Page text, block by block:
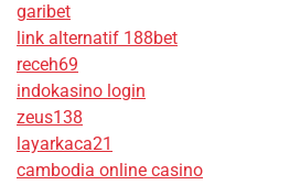
garibet
link alternatif 188bet
receh69
indokasino login
zeus138
layarkaca21
cambodia online casino